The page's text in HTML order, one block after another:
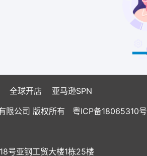
全球开店
亚马逊SPN
限公司 版权所有 粤ICP备18065310号
号亚钢工贸大楼1栋25楼